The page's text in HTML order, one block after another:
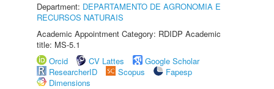
Department: DEPARTAMENTO DE AGRONOMIA E
RECURSOS NATURAIS
Academic Appointment Category: RDIDP Academic
title: MS-5.1
Orcid
CV Lattes
Google Scholar
ResearcherID
Scopus
Fapesp
Dimensions